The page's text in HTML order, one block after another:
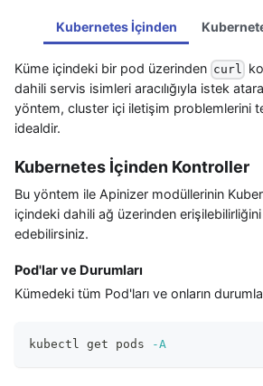
Kubernetes İçinden
Küme içindeki bir pod üzerinden curl
dahili servis isimleri aracılığıyla istek
yöntem, cluster içi iletişim problemlerini
idealdir.
Kubernetes İçinden Kontroller
Bu yöntem ile Apinizer modüllerinin
içindeki dahili ağ üzerinden
edebilirsiniz.
Pod'lar ve Durumları
Kümedeki tüm Pod'ları ve onların
kubectl get pods -A